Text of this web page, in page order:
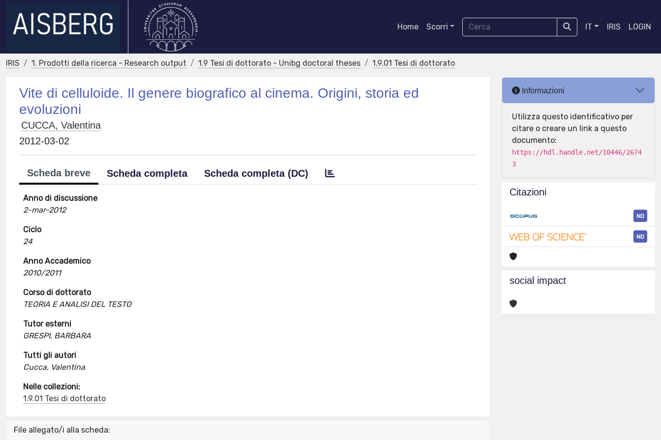
Home Scorri IT IRIS LOGIN
IRIS 1. Prodotti della ricerca - Research output 1.9 Tesi di dottorato - Unibg doctoral theses 1.9.01 Tesi di dottorato
Vite di celluloide. Il genere biografico al cinema. Origini, storia ed
evoluzioni
CUCCA, Valentina
2012-03-02
Scheda breve Scheda completa Scheda completa (DC)
Anno di discussione
2-mar-2012
Ciclo
24
Anno Accademico
2010/2011
Corso di dottorato
TEORIA E ANALISI DEL TESTO
Tutor esterni
GRESPI, BARBARA
Tutti gli autori
Cucca, Valentina
Nelle collezioni:
1.9.01 Tesi di dottorato
File allegato/i alla scheda:
Informazioni
Utilizza questo identificativo per
citare o creare un link a questo
documento:
https://hdl.handle.net/10446/2674
3
Citazioni
ND
ND
social impact